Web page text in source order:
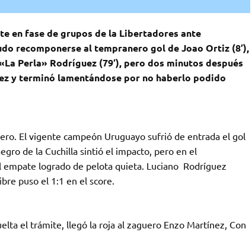
en fase de grupos de la Libertadores ante
recomponerse al tempranero gol de Joao Ortiz (8′),
Perla» Rodríguez (79′), pero dos minutos después
y terminó lamentándose por no haberlo podido
El vigente campeón Uruguayo sufrió de entrada el gol
de la Cuchilla sintió el impacto, pero en el
logrado de pelota quieta. Luciano Rodríguez
puso el 1:1 en el score.
el trámite, llegó la roja al zaguero Enzo Martínez, Con